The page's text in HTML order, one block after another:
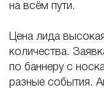
на всём пути.
Цена лида
количества.
по баннеру с
разные события.